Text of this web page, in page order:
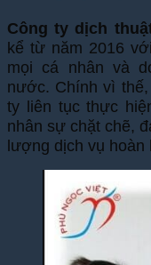
Công ty dịch
kể từ năm 2016
mọi cá nhân và
nước. Chính vì
ty liên tục thực
nhân sự chặt chẽ,
lượng dịch vụ hoàn